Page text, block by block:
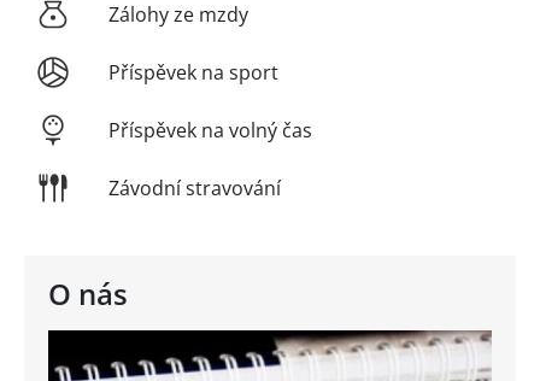
O nás
Zálohy ze mzdy
Příspěvek na sport
Příspěvek na volný čas
Závodní stravování